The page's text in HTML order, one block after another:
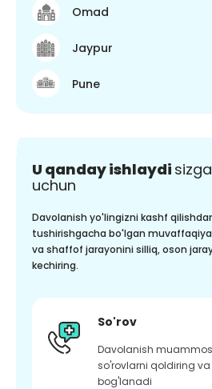
Omad
Jaypur
Pune
U qanday ishlaydi
uchun
Davolanish yo'lingizni kashf
tushirishgacha bo'lgan
va shaffof jarayonini silliq, oson
kechiring.
So'rov
Davolanish
so'rovlarni qoldiring
bog'lanadi